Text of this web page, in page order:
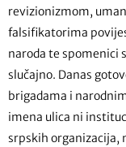
revizionizmom,
falsifikatorima
naroda te spomenici
slučajno. Danas
brigadama i
imena ulica ni
srpskih organizacija,